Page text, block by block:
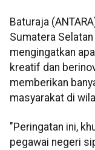
Baturaja
Sumatera
mengingatkan
kreatif dan
memberikan
masyarakat di
"Peringatan ini,
pegawai negeri